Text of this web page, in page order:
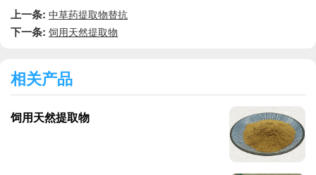
上一条: 中草药提取物替抗
下一条: 饲用天然提取物
相关产品
饲用天然提取物